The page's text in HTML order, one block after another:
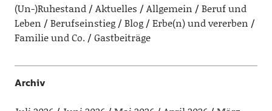
(Un-)Ruhestand Aktuelles Allgemein
Beruf und
Leben
Berufseinstieg Blog
Erbe(n) und vererben
Familie und Co.
Gastbeiträge
Archiv